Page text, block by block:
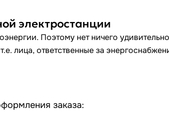
электростанции
Поэтому нет ничего
лица, ответственные за
заказа: